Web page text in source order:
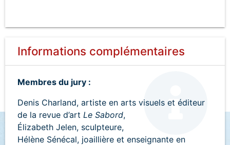
Informations complémentaires
Membres du jury :
Denis Charland, artiste en arts visuels et éditeur
de la revue d’art Le Sabord,
Élizabeth Jelen, sculpteure,
Hélène Sénécal, joaillière et enseignante en